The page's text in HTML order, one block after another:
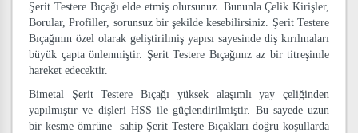
Şerit Testere Bıçağı elde etmiş olursunuz. Bununla Çelik Kirişler,
Borular, Profiller, sorunsuz bir şekilde kesebilirsiniz. Şerit Testere
Bıçağının özel olarak geliştirilmiş yapısı sayesinde diş kırılmaları
büyük çapta önlenmiştir. Şerit Testere Bıçağınız az bir titreşimle
hareket edecektir.
Bimetal Şerit Testere Bıçağı yüksek alaşımlı yay çeliğinden
yapılmıştır ve dişleri HSS ile güçlendirilmiştir. Bu sayede uzun
bir kesme ömrüne sahip Şerit Testere Bıçakları doğru koşullarda